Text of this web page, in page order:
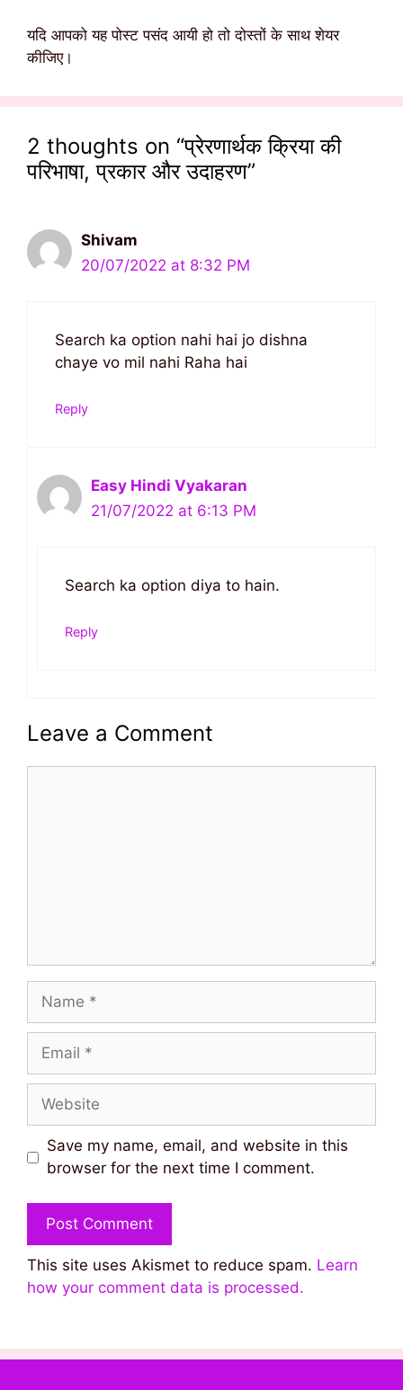
यदि आपको यह पोस्ट पसंद आयी हो तो दोस्तों के साथ शेयर
कीजिए।
2 thoughts on “प्रेरणार्थक क्रिया की
परिभाषा, प्रकार और उदाहरण”
Shivam
20/07/2022 at 8:32 PM
Search ka option nahi hai jo dishna
chaye vo mil nahi Raha hai
Reply
Easy Hindi Vyakaran
21/07/2022 at 6:13 PM
Search ka option diya to hain.
Reply
Leave a Comment
Name
Email
Website
Save my name, email, and website in this
browser for the next time I comment.
This site uses Akismet to reduce spam. Learn
how your comment data is processed.